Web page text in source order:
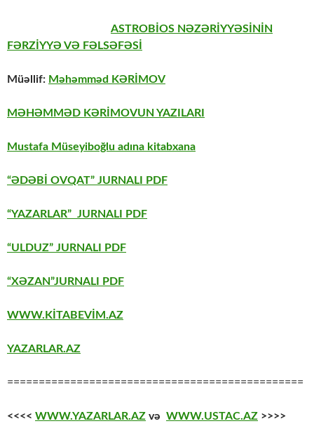
ASTROBİOS NƏZƏRİYYƏSİNİN
FƏRZİYYƏ VƏ FƏLSƏFƏSİ
Müəllif: Məhəmməd KƏRİMOV
MƏHƏMMƏD KƏRİMOVUN YAZILARI
Mustafa Müseyiboğlu adına kitabxana
“ƏDƏBİ OVQAT” JURNALI PDF
“YAZARLAR” JURNALI PDF
“ULDUZ” JURNALI PDF
“XƏZAN”JURNALI PDF
WWW.KİTABEVİM.AZ
YAZARLAR.AZ
===============================================
<<<< WWW.YAZARLAR.AZ və WWW.USTAC.AZ >>>>